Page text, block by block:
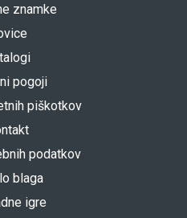
znamke
pogoji
piškotkov
podatkov
blaga
igre